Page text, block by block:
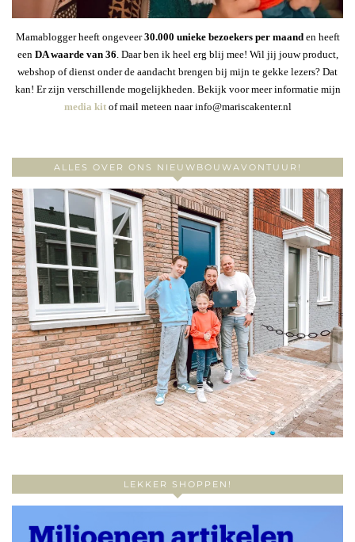
Mamablogger heeft ongeveer30.000 unieke bezoekers per maanden heeft
een DA waarde van 36. Daar ben ik heel erg blij mee! Wil jij jouw product,
webshop of dienst onder de aandacht brengen bij mijn te gekke lezers? Dat
kan! Er zijn verschillende mogelijkheden. Bekijk voor meer informatie mijn
media kitof mail meteen naar info@mariscakenter.nl
ALLES OVER ONS NIEUWBOUWAVONTUUR!
LEKKER SHOPPEN!